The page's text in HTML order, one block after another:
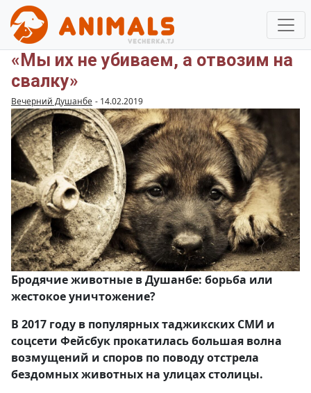
«Мы их не убиваем, а отвозим на
свалку»
Вечерний Душанбе - 14.02.2019
Бродячие животные в Душанбе: борьба или
жестокое уничтожение?
В 2017 году в популярных таджикских СМИ и
соцсети Фейсбук прокатилась большая волна
возмущений и споров по поводу отстрела
бездомных животных на улицах столицы.